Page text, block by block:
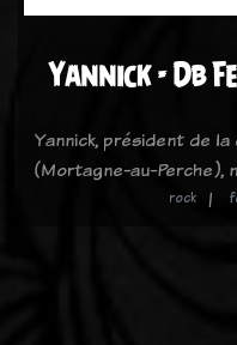
Yannick - Db
Yannick, président de
(Mortagne-au-Perche),
rock